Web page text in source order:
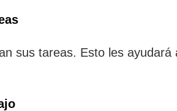
sus tareas. Esto les